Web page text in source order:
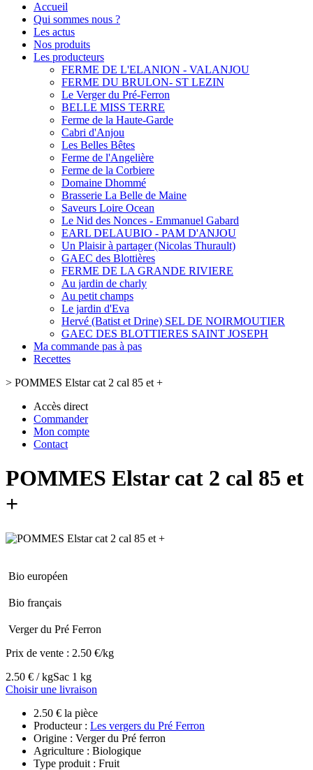
Accueil
Qui sommes nous ?
Les actus
Nos produits
Les producteurs
FERME DE L'ELANION - VALANJOU
FERME DU BRULON- ST LEZIN
Le Verger du Pré-Ferron
BELLE MISS TERRE
Ferme de la Haute-Garde
Cabri d'Anjou
Les Belles Bêtes
Ferme de l'Angelière
Ferme de la Corbiere
Domaine Dhommé
Brasserie La Belle de Maine
Saveurs Loire Ocean
Le Nid des Nonces - Emmanuel Gabard
EARL DELAUBIO - PAM D'ANJOU
Un Plaisir à partager (Nicolas Thurault)
GAEC des Blottières
FERME DE LA GRANDE RIVIERE
Au jardin de charly
Au petit champs
Le jardin d'Eva
Hervé (Batist et Drine) SEL DE NOIRMOUTIER
GAEC DES BLOTTIERES SAINT JOSEPH
Ma commande pas à pas
Recettes
> POMMES Elstar cat 2 cal 85 et +
Accès direct
Commander
Mon compte
Contact
POMMES Elstar cat 2 cal 85 et
+
Bio européen
Bio français
Verger du Pré Ferron
Prix de vente : 2.50 €/kg
2.50 € / kgSac 1 kg
Choisir une livraison
2.50 € la pièce
Producteur : Les vergers du Pré Ferron
Origine : Verger du Pré ferron
Agriculture : Biologique
Type produit : Fruit